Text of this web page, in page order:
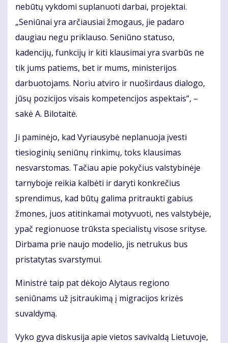
nebūtų vykdomi suplanuoti darbai, projektai.
„Seniūnai yra arčiausiai žmogaus, jie padaro
daugiau negu priklauso. Seniūno statuso,
kadencijų, funkcijų ir kiti klausimai yra svarbūs ne
tik jums patiems, bet ir mums, ministerijos
darbuotojams. Noriu atviro ir nuoširdaus dialogo,
jūsų pozicijos visais kompetencijos aspektais“, –
sakė A. Bilotaitė.
Ji paminėjo, kad Vyriausybė neplanuoja įvesti
tiesioginių seniūnų rinkimų, toks klausimas
nesvarstomas. Tačiau apie pokyčius valstybinėje
tarnyboje reikia kalbėti ir daryti konkrečius
sprendimus, kad būtų galima pritraukti gabius
žmones, juos atitinkamai motyvuoti, nes valstybėje,
ypač regionuose trūksta specialistų visose srityse.
Dirbama prie naujo modelio, jis netrukus bus
pristatytas svarstymui.
Ministrė taip pat dėkojo Alytaus regiono
seniūnams už įsitraukimą į migracijos krizės
suvaldymą.
Vyko gyva diskusija apie vietos savivaldą Lietuvoje,